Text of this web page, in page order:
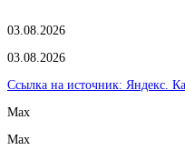
03.08.2026
03.08.2026
Ссылка на источник: Яндекс.
Max
Max